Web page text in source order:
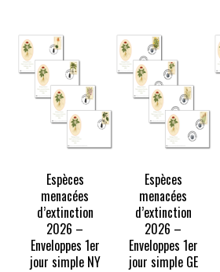
through
Espèces
menacées
d’extinction
2026 –
Enveloppes 1er
jour simple NY
Espèces
menacées
d’extinction
2026 –
Enveloppes 1er
jour simple GE